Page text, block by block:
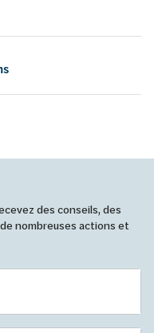
des conseils, des
nombreuses actions et